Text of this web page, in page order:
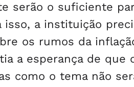
serão o suficiente
a instituição
os rumos da
a esperança de que
como o tema não